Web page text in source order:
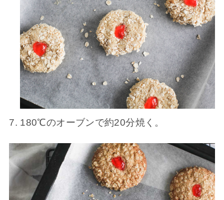
180℃のオーブンで約20分焼く。